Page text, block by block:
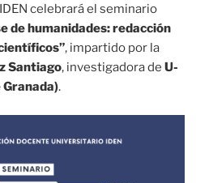
celebrará el seminario
de humanidades: redacción
, impartido por la
Santiago, investigadora de U-
Granada).